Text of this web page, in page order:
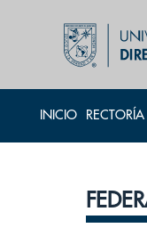
INICIO RECTORÍA